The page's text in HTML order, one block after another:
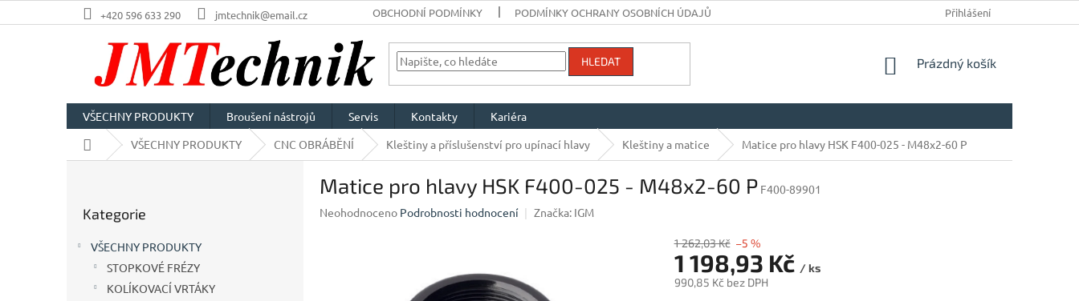
na
+420 596 633 290 jmtechnik@email.cz OBCHODNÍ PODMÍNKY PODMÍNKY OCHRANY OSOBNÍCH ÚDAJŮ Přihlášení
HLEDAT
NÁKUPNÍ
Prázdný košík
VŠECHNY PRODUKTY Broušení nástrojů Servis Kontakty
Kariéra
Domů VŠECHNY PRODUKTY CNC OBRÁBĚNÍ Kleštiny a příslušenství pro upínací hlavy Kleštiny a matice Matice pro hlavy HSK F400-025 - M48x2-60 P
kategorie
Kategorie
VŠECHNY PRODUKTY
STOPKOVÉ FRÉZY
KOLÍKOVACÍ VRTÁKY
Matice pro hlavy HSK F400-025 - M48x2-60 P F400-89901
Průměrné
Neohodnoceno Podrobnosti hodnocení Značka: IGM
1 262,03 Kč –5 %
1 198,93 Kč / ks
990,85 Kč bez DPH